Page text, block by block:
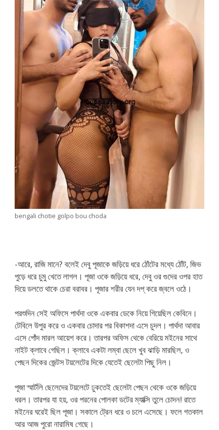
bengali chotie golpo bou choda
-আরে, রাজি মানে? বলেই দেবু পূজাকে জড়িয়ে ধরে ঠোঁটের মধ্যে ঠোঁট, জিভ
পুড়ে ধরে চুমু খেতে লাগল। পূজা ওকে জড়িয়ে ধরে, দেবু ওর গুদের ওপর হাত
দিয়ে ডলতে থাকে চেরা বরাবর। পূজার শরীর যেন দপ্ করে জ্বলে ওঠে।
পরশুদিন সেই অফিসে পার্থদা ওকে একবার ডেকে নিয়ে গিয়েছিল কেবিনে।
টেবিলে উপুর করে ও একবার চোদার পর বিকাশদা এসে চুদল। পার্থদা আবার
এসে পোঁদ মারল আয়েশ করে। তারপর অফিস থেকে বেরিয়ে মইনের সাথে
নাইট ক্লাবে গেছিল। ক্লাবে একটা লম্বা ছেলে খুব ঝাড়ি মারছিল, ও
পেছন দিকের জেন্টস টয়লেটের দিকে যেতেই ছেলেটা পিছু নিল।
পূজা স্মার্টলি ছেলেদের টয়লেটে ঢুকতেই ছেলেটা পেছন থেকে ওকে জড়িয়ে
ধরল। তারপর যা হয়, ওর পরনের পোলকা ডটের ম্যাক্সি তুলে চোদন! রাতে
মইনের ঘরেই ছিল পূজা। সকালে ট্রেন ধরে ও চলে এসেছে। ফলে গতকাল
আর আজ পুরো নারামিষ গেছে।